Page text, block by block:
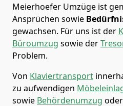
Meierhoefer Umzüge ist
Ansprüchen sowie
gewachsen. Für uns ist der
Büroumzug sowie der
Problem.
Von Klaviertransport
zu aufwendigen
sowie Behördenumzug oder